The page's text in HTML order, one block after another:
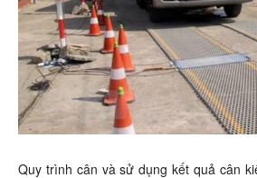
Quy trình cân và sử dụng kết quả cân